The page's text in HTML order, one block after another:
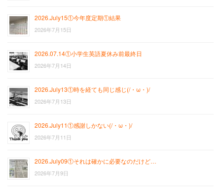
2026.July15①今年度定期①結果
2026年7月15日
2026.07.14①小学生英語夏休み前最終日
2026年7月14日
2026.July13①時を経ても同じ感じ(/・ω・)/
2026年7月13日
2026.July11①感謝しかない(/・ω・)/
2026年7月11日
2026.July09①それは確かに必要なのだけど…
2026年7月9日